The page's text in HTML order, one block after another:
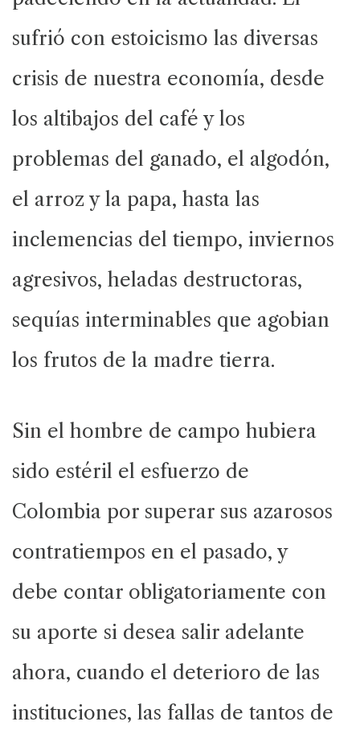
sufrió con estoicismo las diversas
crisis de nuestra economía, desde
los altibajos del café y los
problemas del ganado, el algodón,
el arroz y la papa, hasta las
inclemencias del tiempo, inviernos
agresivos, heladas destructoras,
sequías interminables que agobian
los frutos de la madre tierra.
Sin el hombre de campo hubiera
sido estéril el esfuerzo de
Colombia por superar sus azarosos
contratiempos en el pasado, y
debe contar obligatoriamente con
su aporte si desea salir adelante
ahora, cuando el deterioro de las
instituciones, las fallas de tantos de